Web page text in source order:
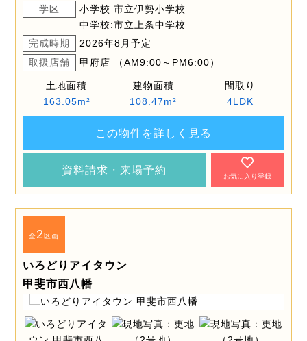
学区
小学校:市立伊勢小学校
中学校:市立上条中学校
完成時期
2026年8月予定
取扱店舗
甲府店 （AM9:00～PM6:00）
土地面積
163.05m²
建物面積
108.47m²
間取り
4LDK
この物件を詳しく見る
資料請求・来場予約
お気に入り登録
全2区画
いろどりアイタウン
甲斐市西八幡